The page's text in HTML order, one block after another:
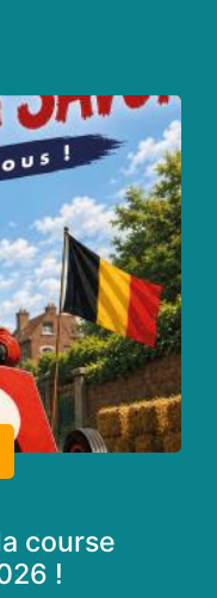
course
!